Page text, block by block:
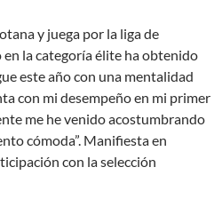
y juega por la liga de
la categoría élite ha obtenido
este año con una mentalidad
con mi desempeño en mi primer
me he venido acostumbrando
cómoda”. Manifiesta en
con la selección